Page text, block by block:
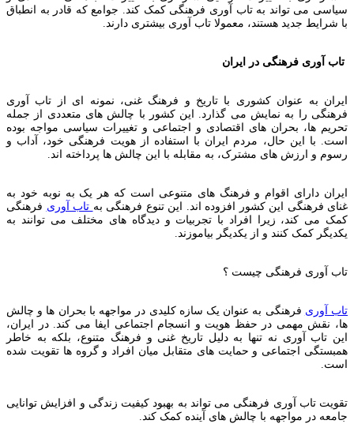
سیاسی می تواند به تاب آوری فرهنگی کمک کند. جوامع که قادر به انطباق
با شرایط جدید هستند، معمولا تاب آوری بیشتری دارند.
تاب آوری فرهنگی در ایران
ایران به عنوان کشوری با تاریخ و فرهنگ غنی، نمونه ای از تاب آوری
فرهنگی را به نمایش می گذارد. این کشور با چالش های متعددی از جمله
تحریم ها، بحران های اقتصادی و اجتماعی و تغییرات سیاسی مواجه بوده
است. با این حال، مردم ایران با استفاده از هویت فرهنگی خود، آداب و
رسوم و ارزش های مشترک، به مقابله با این چالش ها پرداخته اند.
ایران دارای اقوام و فرهنگ های متنوعی است که هر یک به نوبه خود به
غنای فرهنگی این کشور افزوده اند. این تنوع فرهنگی به تاب آوری فرهنگی
کمک می کند، زیرا افراد با تجربیات و دیدگاه های مختلف می توانند به
یکدیگر کمک کنند و از یکدیگر بیاموزند.
تاب آوری فرهنگی چیست ؟
تاب آوری فرهنگی به عنوان یک سازه کلیدی در مواجهه با بحران ها و چالش
ها، نقش مهمی در حفظ هویت و انسجام اجتماعی ایفا می کند. در ایران،
این تاب آوری نه تنها به دلیل تاریخ غنی و فرهنگ متنوع، بلکه به خاطر
همبستگی اجتماعی و حمایت های متقابل میان افراد و گروه ها تقویت شده
است.
تقویت تاب آوری فرهنگی می تواند به بهبود کیفیت زندگی و افزایش توانایی
جامعه در مواجهه با چالش های آینده کمک کند.